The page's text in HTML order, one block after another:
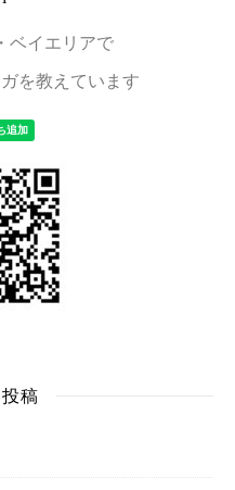
ベイエリアで
を教えています
稿